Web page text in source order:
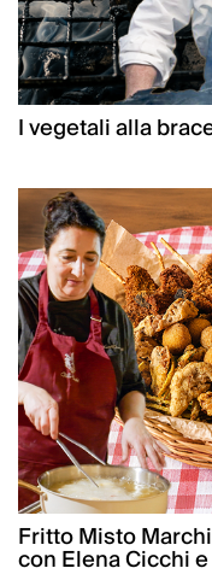
I vegetali alla
Fritto Misto
con Elena Cicchi